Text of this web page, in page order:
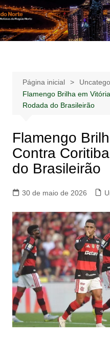
Ir
para
o
Notícias – Publicidades –
Página inicial
Flamengo Brilha em
Rodada do Brasileirão
Flamengo
Contra
do Brasileirão
30 de maio de 2026